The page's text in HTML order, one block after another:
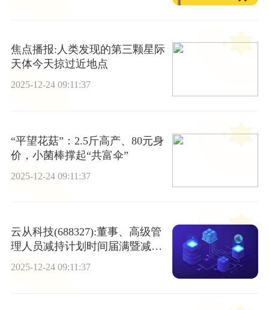
焦点播报:人类发现的第三颗星际
天体今天掠过近地点
2025-12-24 09:11:37
“平望花菇”：2.5斤高产、80元身
价，小菌棒撑起“共富伞”
2025-12-24 09:11:37
云从科技(688327):董事、高级管
理人员减持计划时间届满暨减持
股份结果 每日报道
2025-12-24 09:11:37